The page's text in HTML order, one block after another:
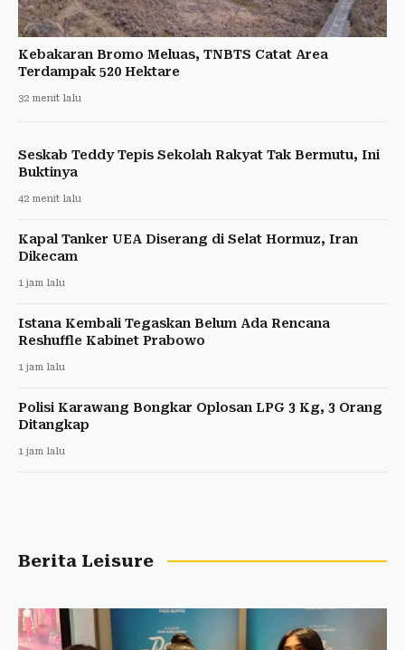
Kebakaran Bromo Meluas, TNBTS Catat Area
Terdampak 520 Hektare
32 menit lalu
Seskab Teddy Tepis Sekolah Rakyat Tak Bermutu, Ini
Buktinya
42 menit lalu
Kapal Tanker UEA Diserang di Selat Hormuz, Iran
Dikecam
1 jam lalu
Istana Kembali Tegaskan Belum Ada Rencana
Reshuffle Kabinet Prabowo
1 jam lalu
Polisi Karawang Bongkar Oplosan LPG 3 Kg, 3 Orang
Ditangkap
1 jam lalu
Berita Leisure